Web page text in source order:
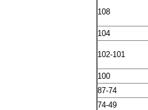
108
104
102-101
100
87-74
74-49